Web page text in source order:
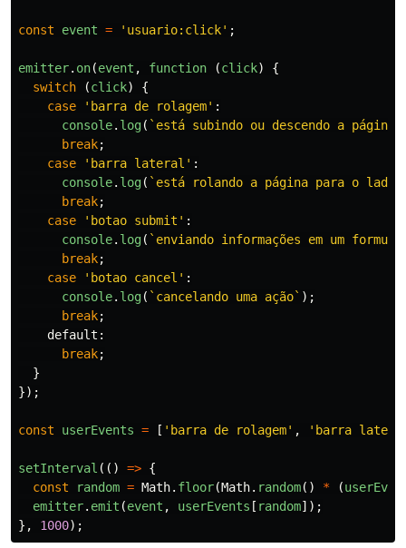
const event = ' usuario:click' ;
emitter. on(event , function (click)
{
switch
(click)
{
case
' barra de rolagem' :
console. log( `está subindo ou descendo a página`
break;
case
' barra lateral ' :
console. log( `está rolando a página para o lado`
break;
case
' botao submit ' :
console. log( `enviando informações em um
break;
case
' botao cancel ' :
console. log( `cancelando uma ação` );
break;
default :
break;
}
});
const userEvents = [ ' barra de rolagem' , ' barra
setInterval (() => {
const
random = Math. floor(Math. random() * (
emitter. emit (event , userEvents [ random]);
},
1000);